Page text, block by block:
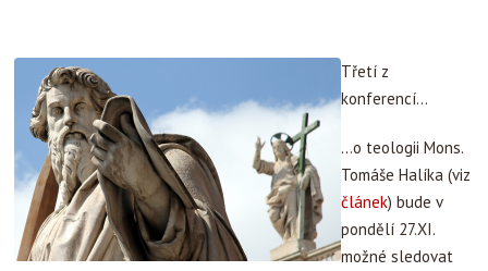
Třetí z
konferencí...
...o teologii Mons.
Tomáše Halíka (viz
článek) bude v
pondělí 27.XI.
možné sledovat